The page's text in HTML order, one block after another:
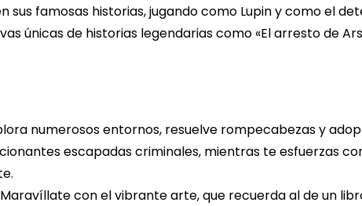
famosas historias, jugando como Lupin y como el
únicas de historias legendarias como «El arresto de
numerosos entornos, resuelve rompecabezas y
escapadas criminales, mientras te esfuerzas
con el vibrante arte, que recuerda al de un